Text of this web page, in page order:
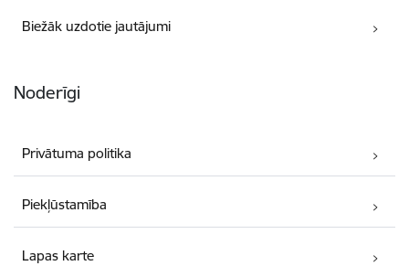
Biežāk uzdotie jautājumi
Noderīgi
Privātuma politika
Piekļūstamība
Lapas karte